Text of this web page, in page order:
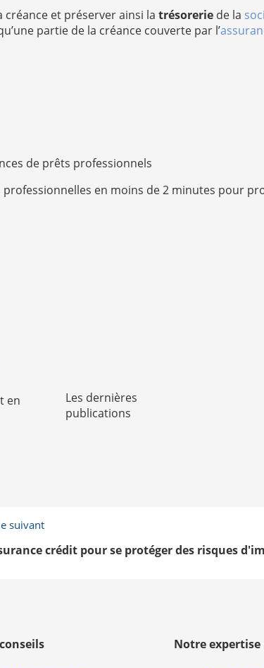
créance et préserver ainsi la trésorerie de la
partie de la créance couverte par l’
de prêts professionnels
en moins de 2 minutes pour
en
Les dernières
publications
suivant
crédit pour se protéger des risques
Notre expertise